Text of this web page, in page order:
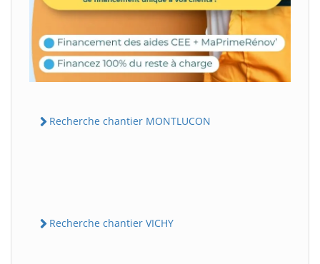
Recherche chantier MONTLUCON
Recherche chantier VICHY